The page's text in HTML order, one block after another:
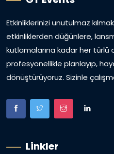
Etkinliklerinizi unutulmaz
etkinliklerden düğünlere,
kutlamalarına kadar her türlü
profesyonellikle planlayıp,
dönüştürüyoruz. Sizinle
Linkler